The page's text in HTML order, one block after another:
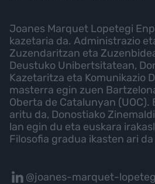
Joanes Marquet Lopetegi
kazetaria da. Administrazio
Zuzendaritzan eta
Deustuko Unibertsitatean,
Kazetaritza eta Komunikazio
masterra egin zuen
Oberta de Catalunyan
aritu da, Donostiako
lan egin du eta euskara
Filosofia gradua ikasten ari da
@joanes-marquet-